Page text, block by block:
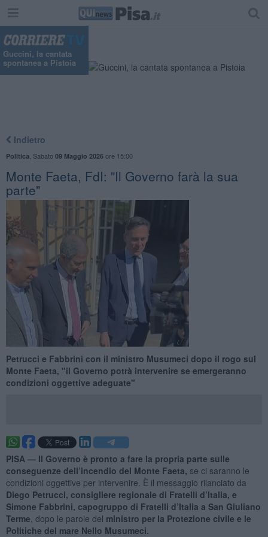
Guccini, la cantata
spontanea a Pistoia
Indietro
Politica Sabato 09 Maggio 2026ore 15:00
Monte Faeta, FdI: "Il Governo farà la sua
parte"
Petrucci e Fabbrini con il ministro Musumeci dopo il rogo sul
Monte Faeta, "il Governo potrà intervenire se emergeranno
condizioni oggettive adeguate"
PISA — Il Governo è pronto a fare la propria parte sulle
conseguenze dell’incendio del Monte Faeta, se ci saranno le
condizioni oggettive per intervenire. È il messaggio rilanciato da
Diego Petrucci, consigliere regionale di Fratelli d’Italia, e
Simone Fabbrini, capogruppo di Fratelli d’Italia a San Giuliano
Terme , dopo le parole del ministro per la Protezione civile e le
Politiche del mare Nello Musumeci.